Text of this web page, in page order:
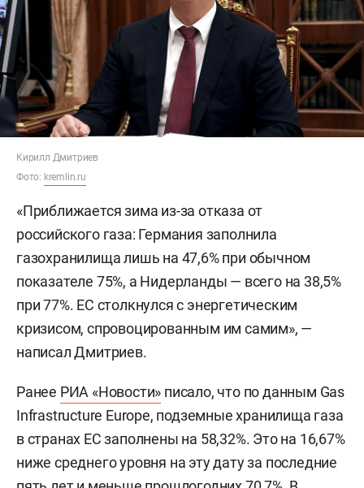
Кирилл Дмитриев
Фото: kremlin.ru
«Приближается зима из-за отказа от
российского газа: Германия заполнила
газохранилища лишь на 47,6% при обычном
показателе 75%, а Нидерланды — всего на 38,5%
при 77%. ЕС столкнулся с энергетическим
кризисом, спровоцированным им самим», —
написал Дмитриев.
Ранее РИА «Новости» писало, что по данным Gas
Infrastructure Europe, подземные хранилища газа
в странах ЕС заполнены на 58,32%. Это на 16,67%
ниже среднего уровня на эту дату за последние